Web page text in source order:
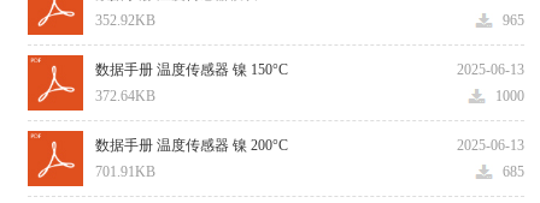
965
352.92KB
2025-06-13
数据手册 温度传感器 镍 150°C
1000
372.64KB
2025-06-13
数据手册 温度传感器 镍 200°C
685
701.91KB